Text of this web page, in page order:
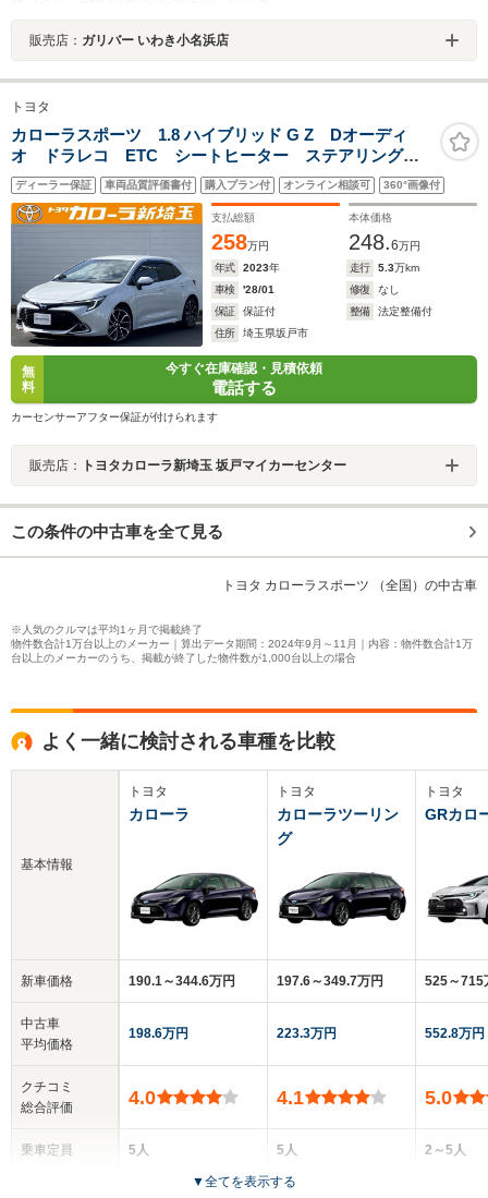
販売店： ガリバー いわき小名浜店
トヨタ
カローラスポーツ 1.8 ハイブリッド G Z Dオーディ
オ ドラレコ ETC シートヒーター ステアリングヒ
ーター
ディーラー保証 車両品質評価書付 購入プラン付 オンライン相談可 360°画像付
支払総額
258万円
本体価格
248.6万円
年式
2023年 走行 5.3万km
車検
'28/01 修復
なし
保証
保証付 整備
法定整備付
住所
埼玉県坂戸市
無
料
今すぐ在庫確認・見積依頼
電話する
カーセンサーアフター保証が付けられます
販売店： トヨタカローラ新埼玉 坂戸マイカーセンター
この条件の中古車を全て見る
トヨタ カローラスポーツ （全国）の中古車
※人気のクルマは平均1ヶ月で掲載終了
物件数合計1万台以上のメーカー｜算出データ期間：2024年9月～11月｜内容：物件数合計1万
台以上のメーカーのうち、掲載が終了した物件数が1,000台以上の場合
よく一緒に検討される車種を比較
基本情報
新車価格
中古車
平均価格
クチコミ
総合評価
乗車定員
トヨタ
カローラ
190.1～344.6万円
198.6万円
4.0
5人
トヨタ
カローラツーリン
グ
197.6～349.7万円
223.3万円
4.1
5人
5ドア
トヨタ
GRカロ
525～715
552.8万円
5.0
2～5人
▼全てを表示する